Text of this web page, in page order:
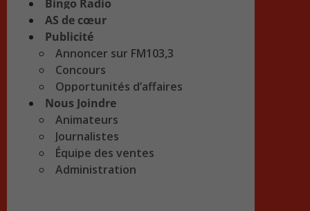
Bingo Radio
AS de cœur
Publicité
Annoncer sur FM103,3
Concours
Opportunités d’affaires
Nous Joindre
Animateurs
Journalistes
Équipe des ventes
Administration